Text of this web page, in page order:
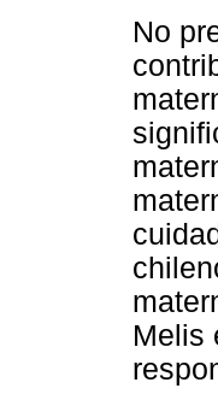
No
Melis